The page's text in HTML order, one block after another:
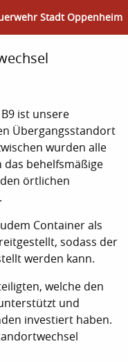
Stadt Oppenheim
ist unsere
Übergangsstandort
wurden alle
behelfsmäßige
örtlichen
Container als
sodass der
werden kann.
welche den
und
investiert haben.